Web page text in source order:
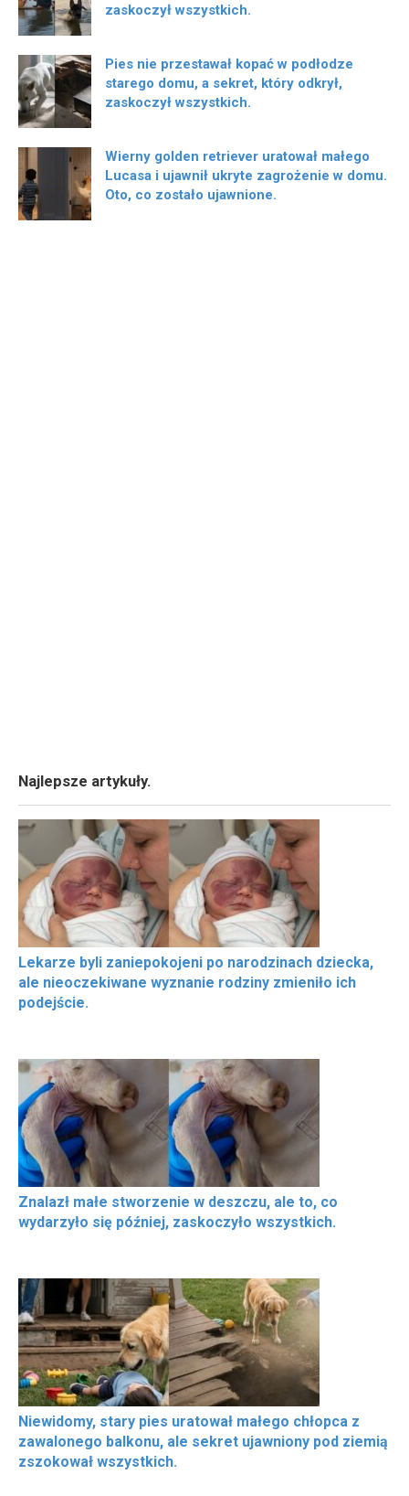
zaskoczył wszystkich.
Pies nie przestawał kopać w podłodze
starego domu, a sekret, który odkrył,
zaskoczył wszystkich.
Wierny golden retriever uratował małego
Lucasa i ujawnił ukryte zagrożenie w domu.
Oto, co zostało ujawnione.
Najlepsze artykuły.
Lekarze byli zaniepokojeni po narodzinach dziecka,
ale nieoczekiwane wyznanie rodziny zmieniło ich
podejście.
Znalazł małe stworzenie w deszczu, ale to, co
wydarzyło się później, zaskoczyło wszystkich.
Niewidomy, stary pies uratował małego chłopca z
zawalonego balkonu, ale sekret ujawniony pod ziemią
zszokował wszystkich.